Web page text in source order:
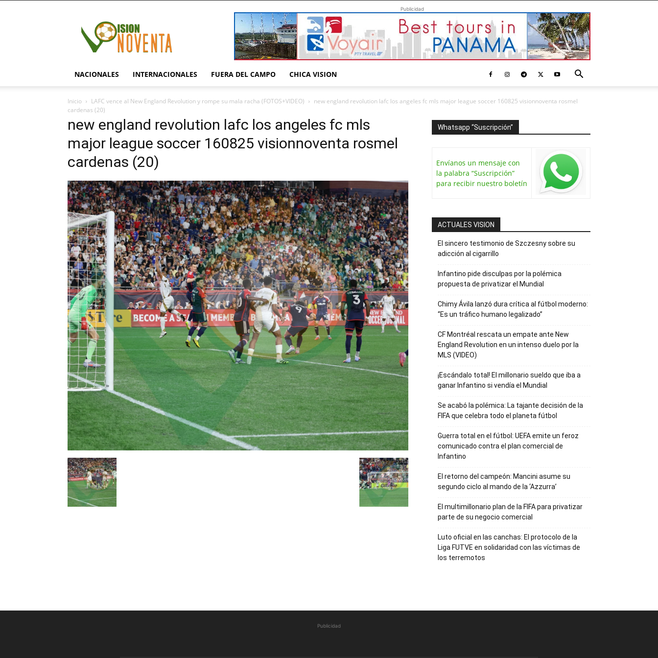
Publicidad
NACIONALES INTERNACIONALES FUERA DEL CAMPO CHICA VISION
Inicio LAFC vence al New England Revolution y rompe su mala racha (FOTOS+VIDEO)
new england revolution lafc los angeles fc mls major league soccer 160825 visionnoventa rosmel
cardenas (20)
new england revolution lafc los angeles fc mls
major league soccer 160825 visionnoventa rosmel
cardenas (20)
Whatsapp “Suscripción”
Envíanos un mensaje con
la palabra “Suscripción”
para recibir nuestro boletín
ACTUALES VISION
El sincero testimonio de Szczesny sobre su
adicción al cigarrillo
Infantino pide disculpas por la polémica
propuesta de privatizar el Mundial
Chimy Ávila lanzó dura crítica al fútbol moderno:
“Es un tráfico humano legalizado”
CF Montréal rescata un empate ante New
England Revolution en un intenso duelo por la
MLS (VIDEO)
¡Escándalo total! El millonario sueldo que iba a
ganar Infantino si vendía el Mundial
Se acabó la polémica: La tajante decisión de la
FIFA que celebra todo el planeta fútbol
Guerra total en el fútbol: UEFA emite un feroz
comunicado contra el plan comercial de
Infantino
El retorno del campeón: Mancini asume su
segundo ciclo al mando de la ‘Azzurra’
El multimillonario plan de la FIFA para privatizar
parte de su negocio comercial
Luto oficial en las canchas: El protocolo de la
Liga FUTVE en solidaridad con las víctimas de
los terremotos
Publicidad